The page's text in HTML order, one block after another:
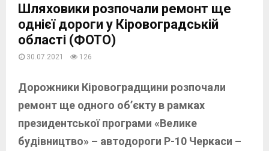
Шляховики розпочали ремонт ще
однієї дороги у Кіровоградській
області (ФОТО)
30.07.2021 126
Дорожники Кіровоградщини розпочали
ремонт ще одного об’єкту в рамках
президентської програми «Велике
будівництво» – автодороги Р-10 Черкаси –